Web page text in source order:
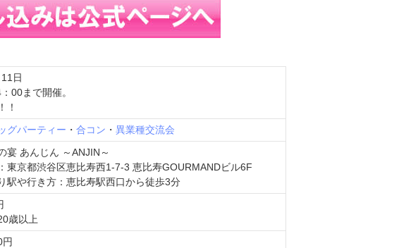
日
00まで開催。
！
グパーティー ・ 合コン ・ 異業種交流会
宴 あんじん ～ANJIN～
東京都渋谷区恵比寿西1-7-3 恵比寿GOURMANDビル6F
駅や行き方：恵比寿駅西口から徒歩3分
歳以上